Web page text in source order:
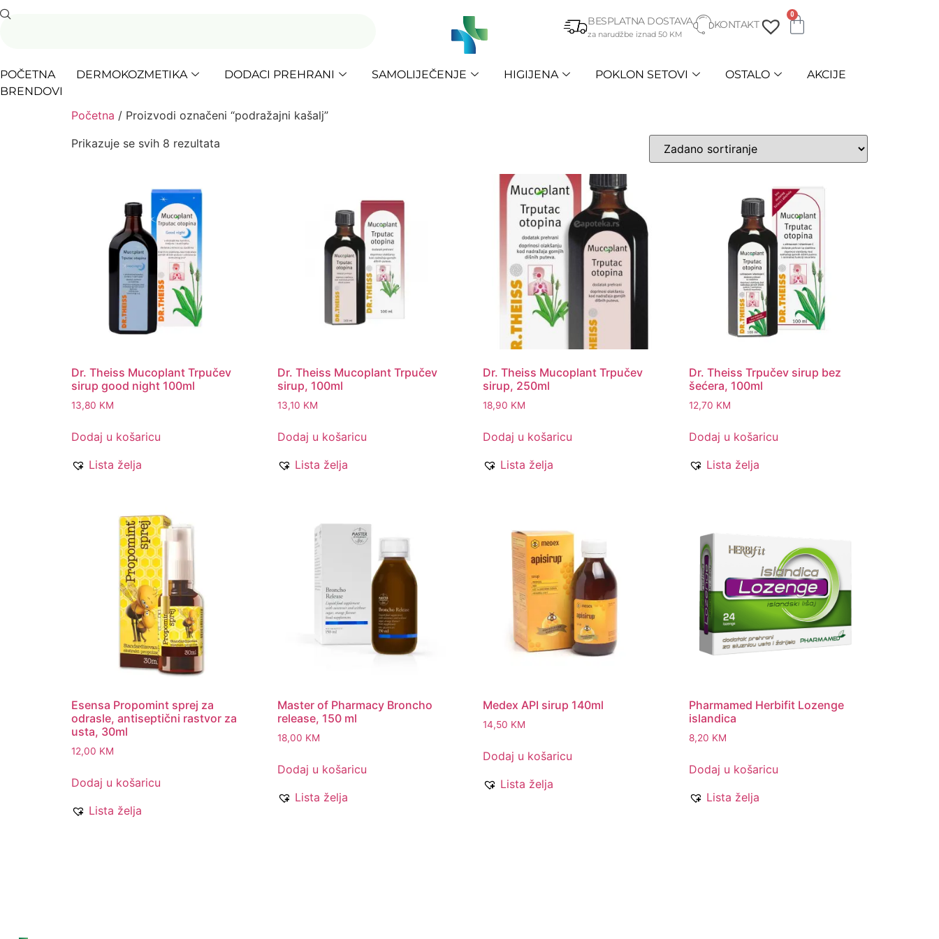
BESPLATNA DOSTAVA
za narudžbe iznad 50 KM
KONTAKT
0
POČETNA DERMOKOZMETIKA DODACI PREHRANI SAMOLIJEČENJE HIGIJENA POKLON SETOVI OSTALO
AKCIJE
BRENDOVI
Početna / Proizvodi označeni “podražajni kašalj”
Prikazuje se svih 8 rezultata
Dr. Theiss Mucoplant Trpučev
sirup good night 100ml
13,80 KM
Dodaj u košaricu
Lista želja
Dr. Theiss Mucoplant Trpučev
sirup, 100ml
13,10 KM
Dodaj u košaricu
Lista želja
Dr. Theiss Mucoplant Trpučev
sirup, 250ml
18,90 KM
Dodaj u košaricu
Lista želja
Dr. Theiss Trpučev sirup bez
šećera, 100ml
12,70 KM
Dodaj u košaricu
Lista želja
Esensa Propomint sprej za
odrasle, antiseptični rastvor za
usta, 30ml
12,00 KM
Dodaj u košaricu
Lista želja
Master of Pharmacy Broncho
release, 150 ml
18,00 KM
Dodaj u košaricu
Lista želja
Medex API sirup 140ml
14,50 KM
Dodaj u košaricu
Lista želja
Pharmamed Herbifit Lozenge
islandica
8,20 KM
Dodaj u košaricu
Lista želja